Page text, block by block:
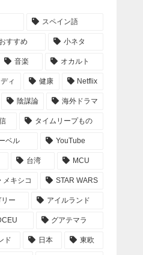
スペイン語
おすすめ 小ネタ
音楽 オカルト
ィ 健康 Netflix
陰謀論 海外ドラマ
タイムリープもの
ベル YouTube
台湾 MCU
メキシコ STAR WARS
ー アイルランド
グアテマラ
ド 日本 東欧